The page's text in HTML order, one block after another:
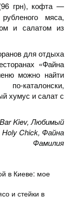
грн), кофта —
мяса,
и салатом из
для отдыха
«Файна
можно найти
каталонски,
хумус и салат с
Kiev, Любимый
Chick, Файна
Фамилия
в Киеве: мое
и стейки в